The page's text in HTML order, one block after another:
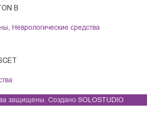
B
, Неврологические средства
защищены. Создано SOLOSTUDIO